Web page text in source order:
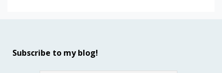
Subscribe to my blog!